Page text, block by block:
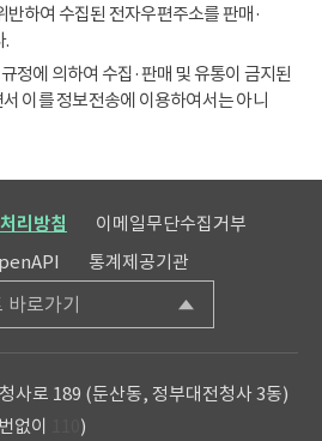
하여 수집된 전자우편주소를 판매·
.
정에 의하여 수집·판매 및 유통이 금지된
이를 정보전송에 이용하여서는 아니
리방침
이메일무단수집거부
통계제공기관
바로가기
사로 189 (둔산동, 정부대전청사 3동)
없이 )